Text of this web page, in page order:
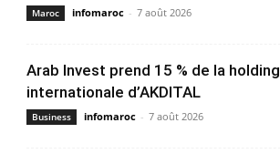
Maroc infomaroc - 7 août 2026
Arab Invest prend 15 % de la holding
internationale d’AKDITAL
Business infomaroc - 7 août 2026